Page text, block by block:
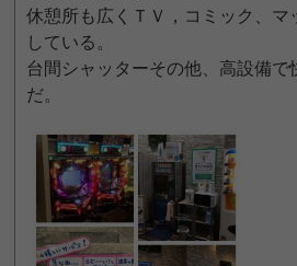
休憩所も広くＴＶ，コミック、マ
している。
台間シャッターその他、高設備で
だ。